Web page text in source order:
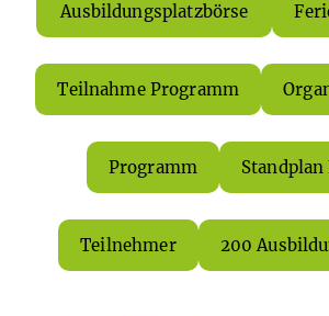
Ausbildungsplatzbörse
Teilnahme Programm
Programm
Teilnehmer 200